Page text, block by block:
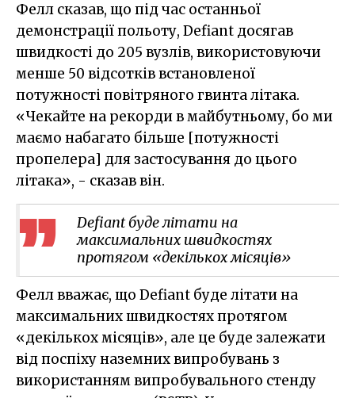
Фелл сказав, що під час останньої
демонстрації польоту, Defiant досягав
швидкості до 205 вузлів, використовуючи
менше 50 відсотків встановленої
потужності повітряного гвинта літака.
«Чекайте на рекорди в майбутньому, бо ми
маємо набагато більше [потужності
пропелера] для застосування до цього
літака», - сказав він.
Defiant буде літати на
максимальних швидкостях
протягом «декількох місяців»
Фелл вважає, що Defiant буде літати на
максимальних швидкостях протягом
«декількох місяців», але це буде залежати
від поспіху наземних випробувань з
використанням випробувального стенду